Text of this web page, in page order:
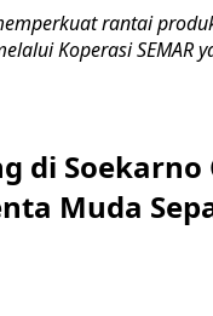
rantai
Koperasi SEMAR
di Soekarno
Muda